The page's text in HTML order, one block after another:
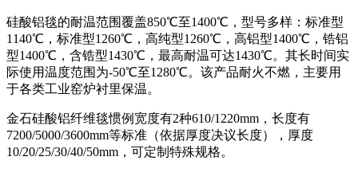
硅酸铝毯的耐温范围覆盖850℃至1400℃，型号多样：标准型
1140℃，标准型1260℃，高纯型1260℃，高铝型1400℃，锆铝
型1400℃，含锆型1430℃，最高耐温可达1430℃。其长时间实
际使用温度范围为-50℃至1280℃。该产品耐火不燃，主要用
于各类工业窑炉衬里保温。
金石硅酸铝纤维毯惯例宽度有2种610/1220mm，长度有
7200/5000/3600mm等标准（依据厚度决议长度），厚度
10/20/25/30/40/50mm，可定制特殊规格。